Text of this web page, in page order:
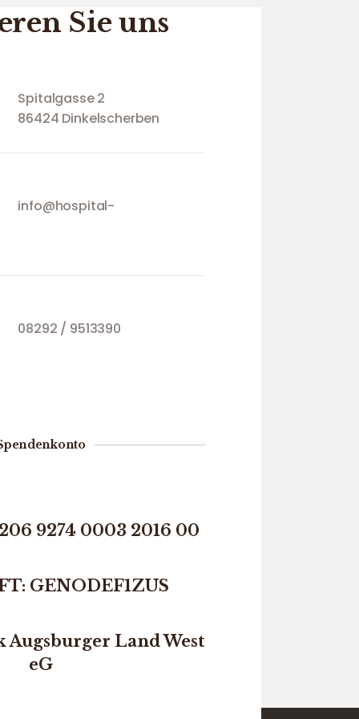
Sie uns
Spitalgasse 2
86424 Dinkelscherben
info@hospital-
08292 / 9513390
9274 0003 2016 00
GENODEF1ZUS
Augsburger Land West
eG